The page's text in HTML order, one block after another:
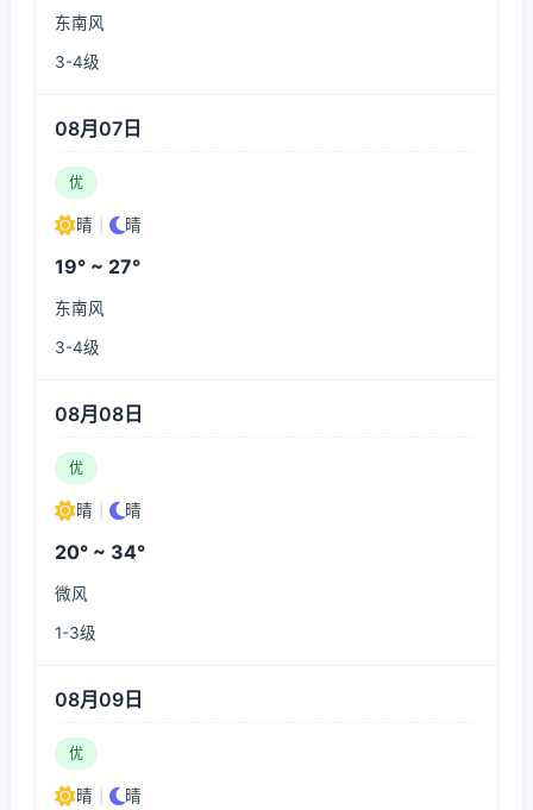
东南风
3-4级
08月07日
优
晴 晴
19° ~ 27°
东南风
3-4级
08月08日
优
晴 晴
20° ~ 34°
微风
1-3级
08月09日
优
晴 晴